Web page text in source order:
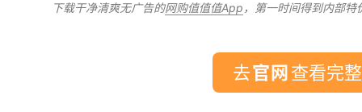
下载干净清爽无广告的网购值值值App ，第一时间得到内部特
去 查看完